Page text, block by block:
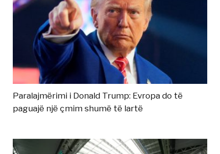
Paralajmërimi i Donald Trump: Evropa do të
paguajë një çmim shumë të lartë